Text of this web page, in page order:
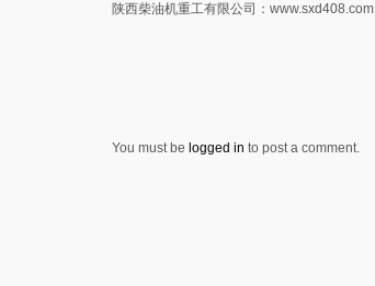
陕西柴油机重工有限公司：www.sxd408.com
You must be logged in to post a comment.